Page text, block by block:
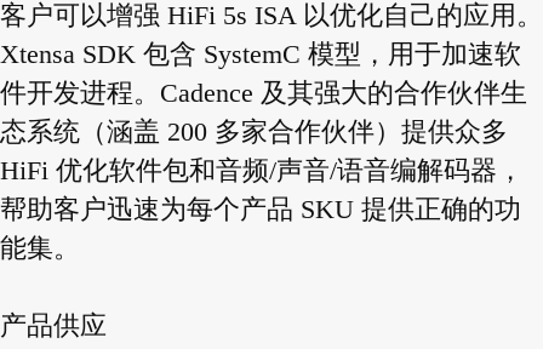
客户可以增强 HiFi 5s ISA 以优化自己的应用。
Xtensa SDK 包含 SystemC 模型，用于加速软
件开发进程。Cadence 及其强大的合作伙伴生
态系统（涵盖 200 多家合作伙伴）提供众多
HiFi 优化软件包和音频/声音/语音编解码器，
帮助客户迅速为每个产品 SKU 提供正确的功
能集。
产品供应